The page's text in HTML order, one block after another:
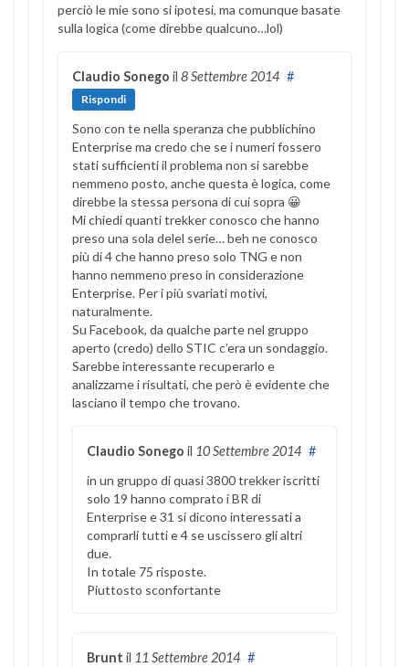
perciò le mie sono si ipotesi, ma comunque basate
sulla logica (come direbbe qualcuno…lol)
Claudio Sonego il 8 Settembre 2014 #
Rispondi
Sono con te nella speranza che pubblichino
Enterprise ma credo che se i numeri fossero
stati sufficienti il problema non si sarebbe
nemmeno posto, anche questa è logica, come
direbbe la stessa persona di cui sopra 😀
Mi chiedi quanti trekker conosco che hanno
preso una sola delel serie… beh ne conosco
più di 4 che hanno preso solo TNG e non
hanno nemmeno preso in considerazione
Enterprise. Per i più svariati motivi,
naturalmente.
Su Facebook, da qualche parte nel gruppo
aperto (credo) dello STIC c’era un sondaggio.
Sarebbe interessante recuperarlo e
analizzarne i risultati, che però è evidente che
lasciano il tempo che trovano.
Claudio Sonego il 10 Settembre 2014 #
in un gruppo di quasi 3800 trekker iscritti
solo 19 hanno comprato i BR di
Enterprise e 31 si dicono interessati a
comprarli tutti e 4 se uscissero gli altri
due.
In totale 75 risposte.
Piuttosto sconfortante
Brunt il 11 Settembre 2014 #